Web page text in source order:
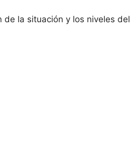
de la situación y los niveles del